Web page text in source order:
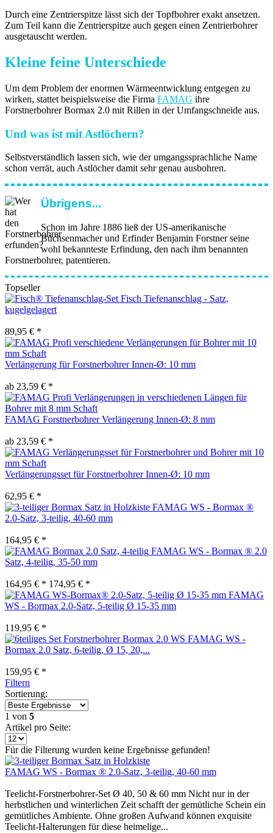
Durch eine Zentrierspitze lässt sich der Topfbohrer exakt ansetzen.
Zum Teil kann die Zentrierspitze auch gegen einen Zentrierbohrer
ausgetauscht werden.
Kleine feine Unterschiede
Um dem Problem der enormen Wärmeentwicklung entgegen zu
wirken, stattet beispielsweise die Firma FAMAG ihre
Forstnerbohrer Bormax 2.0 mit Rillen in der Umfangschneide aus.
Und was ist mit Astlöchern?
Selbstverständlich lassen sich, wie der umgangssprachliche Name
schon verrät, auch Astlöcher damit sehr genau ausbohren.
Übrigens...
Schon im Jahre 1886 ließ der US-amerikanische
Büchsenmacher und Erfinder Benjamin Forstner seine
wohl bekannteste Erfindung, den nach ihm benannten
Forstnerbohrer, patentieren.
Topseller
Fisch Tiefenanschlag - Satz,
kugelgelagert
89,95 € *
Verlängerung für Forstnerbohrer Innen-Ø: 10 mm
ab 23,59 € *
FAMAG Forstnerbohrer Verlängerung Innen-Ø: 8 mm
ab 23,59 € *
Verlängerungsset für Forstnerbohrer Innen-Ø: 10 mm
62,95 € *
FAMAG WS - Bormax ®
2.0-Satz, 3-teilig, 40-60 mm
164,95 € *
FAMAG WS - Bormax ® 2.0
Satz, 4-teilig, 35-50 mm
164,95 € * 174,95 € *
FAMAG
WS - Bormax 2.0-Satz, 5-teilig Ø 15-35 mm
119,95 € *
FAMAG WS -
Bormax 2.0 Satz, 6-teilig, Ø 15, 20,...
159,95 € *
Filtern
Sortierung:
1 von 5
Artikel pro Seite:
Für die Filterung wurden keine Ergebnisse gefunden!
FAMAG WS - Bormax ® 2.0-Satz, 3-teilig, 40-60 mm
Teelicht-Forstnerbohrer-Set Ø 40, 50 & 60 mm Nicht nur in der
herbstlichen und winterlichen Zeit schafft der gemütliche Schein ein
gemütliches Ambiente. Ohne großen Aufwand können exquisite
Teelicht-Halterungen für diese heimelige...